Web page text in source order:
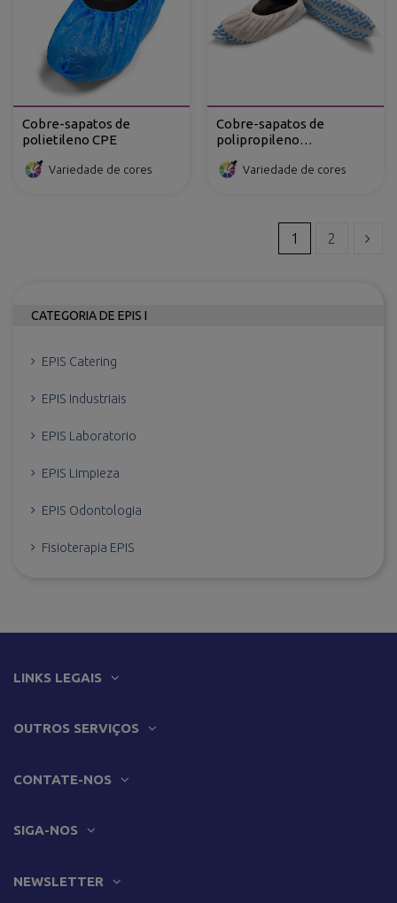
Cobre-sapatos de
polietileno CPE
Variedade de cores
Cobre-sapatos de
polipropileno
Variedade de cores
1 2
CATEGORIA DE EPIS I
EPIS Catering
EPIS Industriais
EPIS Laboratorio
EPIS Limpieza
EPIS Odontologia
Fisioterapia EPIS
LINKS LEGAIS
OUTROS SERVIÇOS
CONTATE-NOS
SIGA-NOS
NEWSLETTER